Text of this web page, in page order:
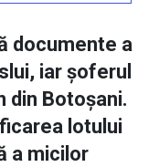
documente a
iar șoferul
din Botoșani.
lotului
a micilor